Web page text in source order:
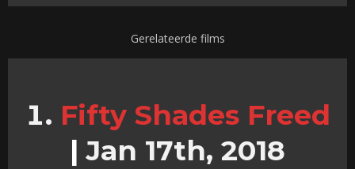
Gerelateerde films
Fifty Shades Freed
| Jan 17th, 2018